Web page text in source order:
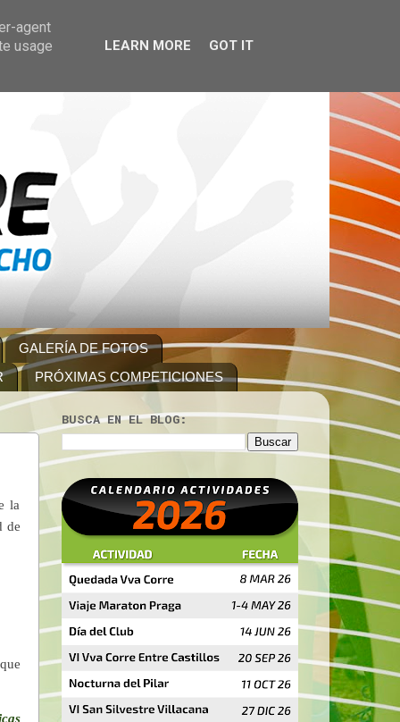
GALERÍA DE FOTOS
PRÓXIMAS COMPETICIONES
la
de
BUSCA EN EL BLOG:
agent
usage
LEARN MORE GOT IT